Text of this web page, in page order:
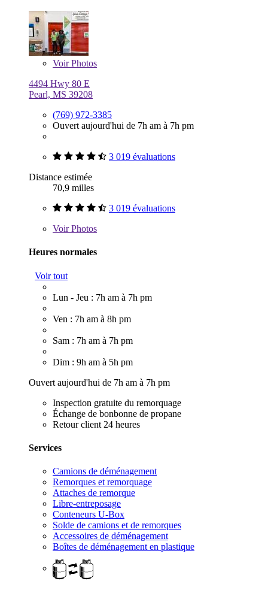
VoirPhotos
4494 Hwy 80 E
Pearl, MS 39208
(769) 972-3385
Ouvert aujourd'hui de 7h am à 7h pm
3 019 évaluations
Distance estimée
70,9 milles
3 019 évaluations
VoirPhotos
Heures normales
Voir tout
Lun - Jeu : 7h am à 7h pm
Ven : 7h am à 8h pm
Sam : 7h am à 7h pm
Dim : 9h am à 5h pm
Ouvert aujourd'hui de 7h am à 7h pm
Inspection gratuite du remorquage
Échange de bonbonne de propane
Retour client 24 heures
Services
Camions de déménagement
Remorques et remorquage
Attaches de remorque
Libre-entreposage
Conteneurs U-Box
Solde de camions et de remorques
Accessoires de déménagement
Boîtes de déménagement en plastique